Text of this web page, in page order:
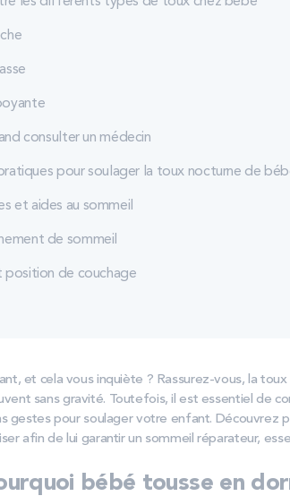
consulter un médecin
pour soulager la toux nocturne de
et aides au sommeil
de sommeil
position de couchage
et cela vous inquiète ? Rassurez-vous, la
sans gravité. Toutefois, il est essentiel de
gestes pour soulager votre enfant. Découvrez
afin de lui garantir un sommeil réparateur,
bébé tousse en